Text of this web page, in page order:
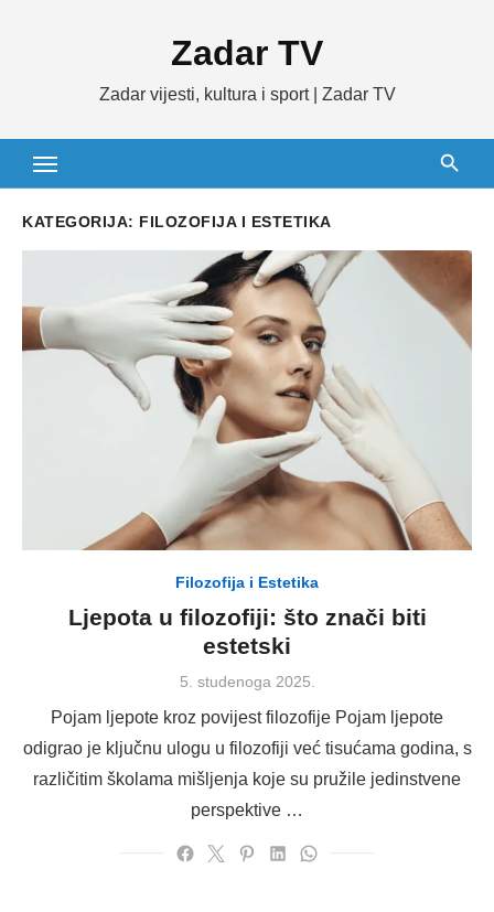
Zadar TV
Zadar vijesti, kultura i sport | Zadar TV
KATEGORIJA: FILOZOFIJA I ESTETIKA
Filozofija i Estetika
Ljepota u filozofiji: što znači biti
estetski
Posted
5. studenoga 2025.
Pojam ljepote kroz povijest filozofije Pojam ljepote
odigrao je ključnu ulogu u filozofiji već tisućama godina, s
različitim školama mišljenja koje su pružile jedinstvene
perspektive …